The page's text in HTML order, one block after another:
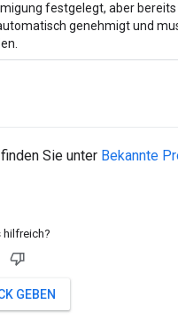
festgelegt, aber
genehmigt und
Sie unter Bekannte
hilfreich?
GEBEN